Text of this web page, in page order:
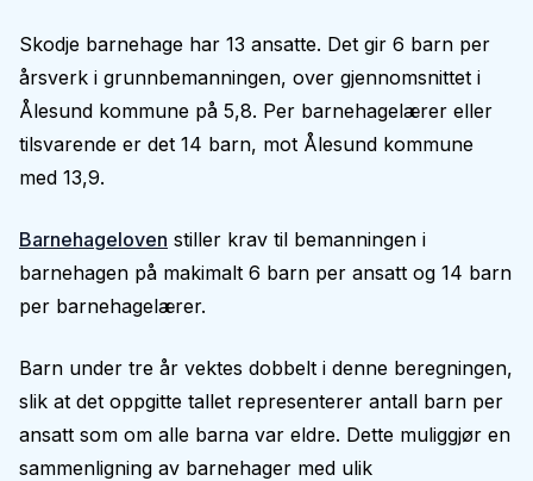
Skodje barnehage har 13 ansatte. Det gir 6 barn per
årsverk i grunnbemanningen, over gjennomsnittet i
Ålesund kommune på 5,8. Per barnehagelærer eller
tilsvarende er det 14 barn, mot Ålesund kommune
med 13,9.
Barnehageloven stiller krav til bemanningen i
barnehagen på makimalt 6 barn per ansatt og 14 barn
per barnehagelærer.
Barn under tre år vektes dobbelt i denne beregningen,
slik at det oppgitte tallet representerer antall barn per
ansatt som om alle barna var eldre. Dette muliggjør en
sammenligning av barnehager med ulik